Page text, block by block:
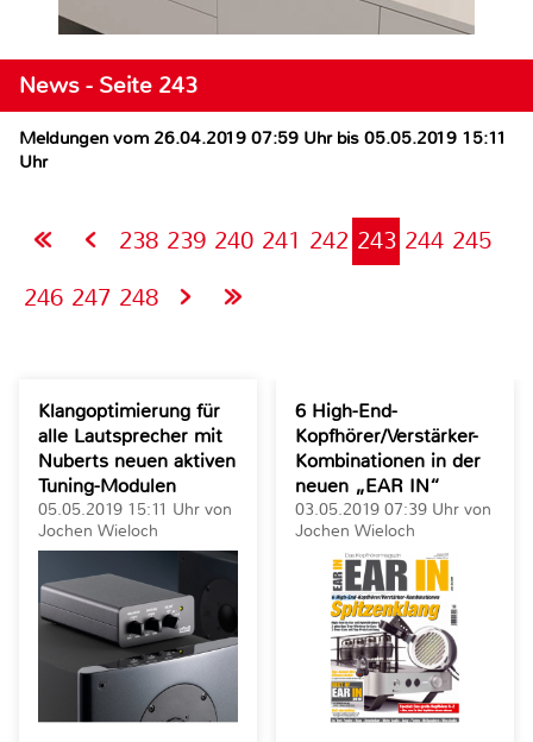
News - Seite 243
Meldungen vom 26.04.2019 07:59 Uhr bis 05.05.2019 15:11
Uhr
238 239 240 241 242 243 244 245
246 247 248
Klangoptimierung für
alle Lautsprecher mit
Nuberts neuen aktiven
Tuning-Modulen
05.05.2019 15:11 Uhr von
Jochen Wieloch
6 High-End-
Kopfhörer/Verstärker-
Kombinationen in der
neuen „EAR IN“
03.05.2019 07:39 Uhr von
Jochen Wieloch